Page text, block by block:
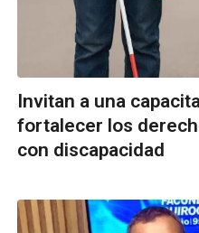
Invitan a una
fortalecer los
con discapacidad